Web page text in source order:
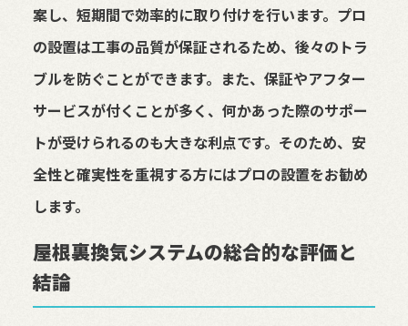
案し、短期間で効率的に取り付けを行います。プロ
の設置は工事の品質が保証されるため、後々のトラ
ブルを防ぐことができます。また、保証やアフター
サービスが付くことが多く、何かあった際のサポー
トが受けられるのも大きな利点です。そのため、安
全性と確実性を重視する方にはプロの設置をお勧め
します。
屋根裏換気システムの総合的な評価と
結論